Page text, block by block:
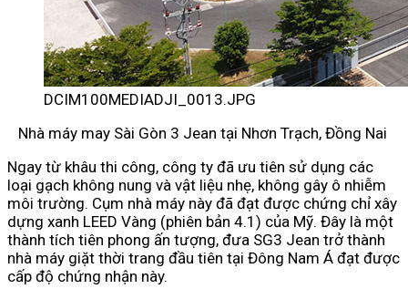
DCIM100MEDIADJI_0013.JPG
Nhà máy may Sài Gòn 3 Jean tại Nhơn Trạch, Đồng Nai
Ngay từ khâu thi công, công ty đã ưu tiên sử dụng các
loại gạch không nung và vật liệu nhẹ, không gây ô nhiễm
môi trường. Cụm nhà máy này đã đạt được chứng chỉ xây
dựng xanh LEED Vàng (phiên bản 4.1) của Mỹ. Đây là một
thành tích tiên phong ấn tượng, đưa SG3 Jean trở thành
nhà máy giặt thời trang đầu tiên tại Đông Nam Á đạt được
cấp độ chứng nhận này.